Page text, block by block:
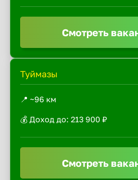
Смотреть
Туймазы
📍 ~96 км
💰 Доход до: 213 900 ₽
Смотреть